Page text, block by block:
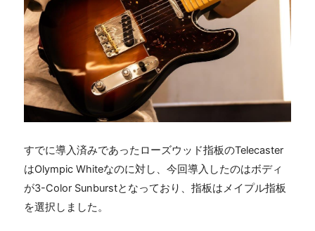
すでに導入済みであったローズウッド指板のTelecaster
はOlympic Whiteなのに対し、今回導入したのはボディ
が3-Color Sunburstとなっており、指板はメイプル指板
を選択しました。